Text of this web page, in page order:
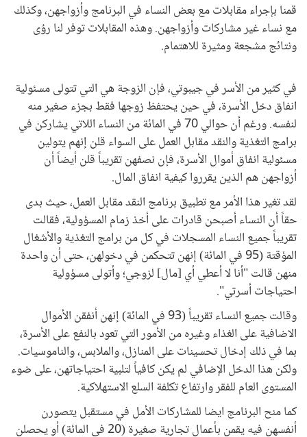
قمنا بإجراء مقابلات مع بعض النساء في البرنامج وأزواجهن، وكذلك
مع نساء غير مشاركات وأزواجهن. وهذه المقابلات توفر لنا رؤى
ونتائج مشجعة ومثيرة للاهتمام.
في كثير من الأسر في جيبوتي، فإن الزوجة هي التي تتولى مسئولية
انفاق دخل الأسرة، في حين يحتفظ زوجها فقط بجزء صغير منه
لنفسه. ورغم أن حوالي 70 في المائة من النساء اللاتي يشاركن في
برامج التغذية والنقد مقابل العمل على السواء قلن إنهم يتولين
مسئولية انفاق أموال الأسرة، فإن نصفهن تقريباً قلن أيضاً أن
أزواجهن هم الذين يقرروا كيفية انفاق المال.
لقد تغير هذا الأمر مع تطبيق برنامج النقد مقابل العمل، حيث بدى
حقاً أن النساء أصبحن قادرات على أخذ زمام المسؤولية، فقالت
تقريباً جميع النساء المسجلات في كل من برامج التغذية والأشغال
المؤقتة (95 في المائة) إنهن تتحكمن في دخولهن، حتى أن واحدة
منهن قالت "أنا لا أعطي أي [مال] لزوجي؛ وأتولى مسؤولية
احتياجات أسرتي".
وقالت جميع النساء تقريباً (93 في المائة) إنهن أنفقن الأموال
الاضافية على الغذاء وغيره من الأمور التي تعود بالنفع على الأسرة،
بما في ذلك إدخال تحسينات على المنازل، والملابس، والناموسيات.
ولكن هذا الدخل الإضافي لم يكن كافياً لتلبية احتياجاتهن، على ضوء
المستوى العام للفقر وارتفاع تكلفة السلع الاستهلاكية.
كما منح البرنامج ايضا للمشاركات الأمل في مستقبل يتصورن
أنفسهن فيه يقمن بأعمال تجارية صغيرة (20 في المائة) أو يحصلن